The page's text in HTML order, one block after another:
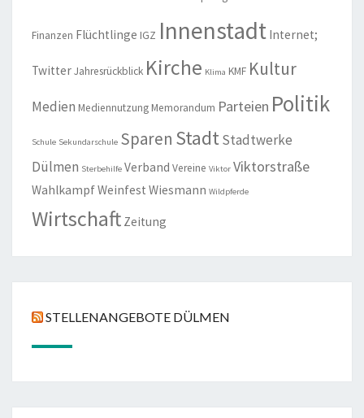
Finanzen Flüchtlinge IGZ Innenstadt Internet;
TwitterJahresrückblick Kirche Klima KMF Kultur
Medien Mediennutzung Memorandum Parteien Politik
Schule Sekundarschule Sparen StadtStadtwerke
Dülmen Sterbehilfe Verband Vereine Viktor Viktorstraße
WahlkampfWeinfest Wiesmann Wildpferde
Wirtschaft Zeitung
STELLENANGEBOTE DÜLMEN